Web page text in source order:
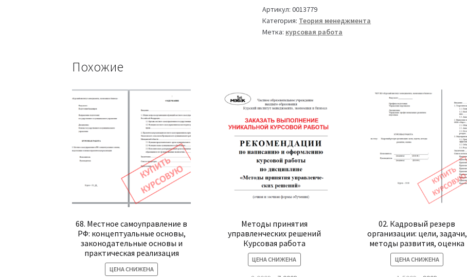
подход
в
управлении
менеджмента,
2020
год)
Артикул:0013779
Категория: Теория менеджмента
Метка: курсовая работа
Похожие
68. Местное самоуправление в
РФ: концептуальные основы,
законодательные основы и
практическая реализация
ЦЕНА СНИЖЕНА
Методы принятия
управленческих решений
Курсовая работа
ЦЕНА СНИЖЕНА
02. Кадровый резерв
организации: цели, задачи,
методы развития, оценка
ЦЕНА СНИЖЕНА